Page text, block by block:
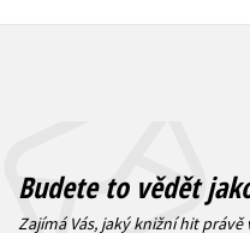
Budete to vědět
Zajímá Vás, jaký knižní hit